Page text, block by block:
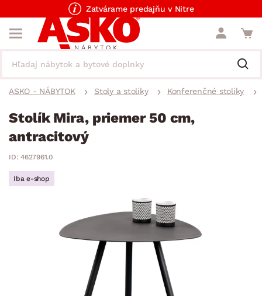
Zatvárame predajňu v Nitre
ASKO - NÁBYTOK Stoly a stolíky Konferenčné stolíky
Stolík Mira, priemer 50 cm,
antracitový
ID: 4627961.0
Iba e-shop